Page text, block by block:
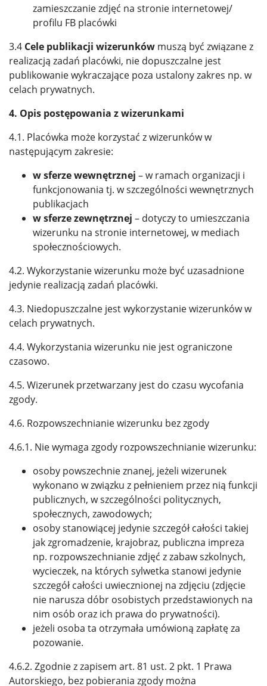
zamieszczanie zdjęć na stronie internetowej/
profilu FB placówki
3.4 Cele publikacji wizerunków muszą być związane z
realizacją zadań placówki, nie dopuszczalne jest
publikowanie wykraczające poza ustalony zakres np. w
celach prywatnych.
4. Opis postępowania z wizerunkami
4.1. Placówka może korzystać z wizerunków w
następującym zakresie:
w sferze wewnętrznej – w ramach organizacji i
funkcjonowania tj. w szczególności wewnętrznych
publikacjach
w sferze zewnętrznej – dotyczy to umieszczania
wizerunku na stronie internetowej, w mediach
społecznościowych.
4.2. Wykorzystanie wizerunku może być uzasadnione
jedynie realizacją zadań placówki.
4.3. Niedopuszczalne jest wykorzystanie wizerunków w
celach prywatnych.
4.4. Wykorzystania wizerunku nie jest ograniczone
czasowo.
4.5. Wizerunek przetwarzany jest do czasu wycofania
zgody.
4.6. Rozpowszechnianie wizerunku bez zgody
4.6.1. Nie wymaga zgody rozpowszechnianie wizerunku:
osoby powszechnie znanej, jeżeli wizerunek
wykonano w związku z pełnieniem przez nią funkcji
publicznych, w szczególności politycznych,
społecznych, zawodowych;
osoby stanowiącej jedynie szczegół całości takiej
jak zgromadzenie, krajobraz, publiczna impreza
np. rozpowszechnianie zdjęć z zabaw szkolnych,
wycieczek, na których sylwetka stanowi jedynie
szczegół całości uwiecznionej na zdjęciu (zdjęcie
nie narusza dóbr osobistych przedstawionych na
nim osób oraz ich prawa do prywatności).
jeżeli osoba ta otrzymała umówioną zapłatę za
pozowanie.
4.6.2. Zgodnie z zapisem art. 81 ust. 2 pkt. 1 Prawa
Autorskiego, bez pobierania zgody można